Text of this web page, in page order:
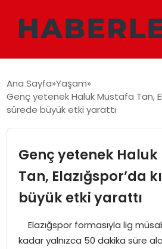
DÜNYA
SIYASET
TEKNOLOJI
EĞITIM
Ana Sayfa Yaşam
Genç yetenek Haluk Mustafa Tan,
sürede büyük etki yarattı
Genç yetenek
Tan, Elazığspor’da
büyük etki yarattı
Elazığspor formasıyla lig
kadar yalnızca 50 dakika süre